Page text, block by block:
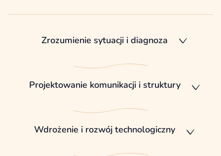
Zrozumienie sytuacji i diagnoza
Projektowanie komunikacji i struktury
Wdrożenie i rozwój technologiczny